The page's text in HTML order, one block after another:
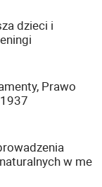
dzieci i
Prawo
w me